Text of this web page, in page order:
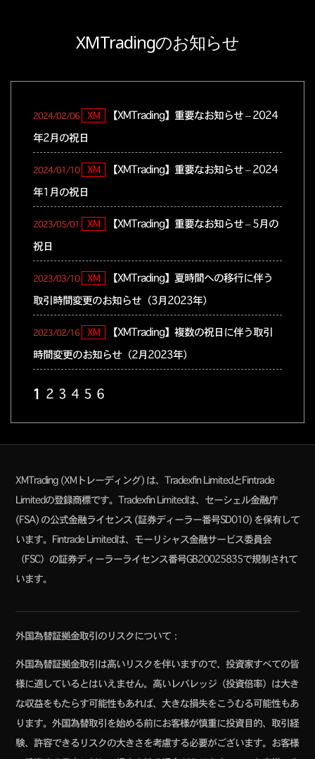
XMTradingのお知らせ
祝日
2024/02/06 XM
【XMTrading】重要なお知らせ – 2024
年2月の祝日
2024/01/10 XM
【XMTrading】重要なお知らせ – 2024
年1月の祝日
2023/05/01 XM
【XMTrading】重要なお知らせ – 5月の
祝日
2023/03/10 XM
【XMTrading】夏時間への移行に伴う
取引時間変更のお知らせ（3月2023年）
2023/02/16 XM
【XMTrading】複数の祝日に伴う取引
時間変更のお知らせ（2月2023年）
2022/12/22 XM
2022/10/17 XM
【XMTrading】2022年夏時間の終了に
伴う取引時間変更のお知らせ
【XMTrading】重要なお知らせ – 10月
の祝日
2022/09/02 XM
【XMTrading】祝日に伴う重要なお知
らせ（2022年9月）
XM
【XMTrading】祝日に伴う重要なお知
1 2 3 4 5 6
XMTrading (XMトレーディング) は、Tradexfin LimitedとFintrade
Limitedの登録商標です。Tradexfin Limitedは、セーシェル金融庁
(FSA) の公式金融ライセンス (証券ディーラー番号SD010) を保有して
います。Fintrade Limitedは、モーリシャス金融サービス委員会
（FSC）の証券ディーラーライセンス番号GB20025835で規制されて
います。
外国為替証拠金取引のリスクについて：
外国為替証拠金取引は高いリスクを伴いますので、投資家すべての皆
様に適しているとはいえません。高いレバレッジ（投資倍率）は大き
な収益をもたらす可能性もあれば、大きな損失をこうむる可能性もあ
ります。外国為替取引を始める前にお客様が慎重に投資目的、取引経
験、許容できるリスクの大きさを考慮する必要がございます。お客様